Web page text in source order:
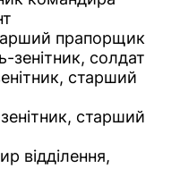
прапорщик
зенітник, солдат
старший
старший
відділення,